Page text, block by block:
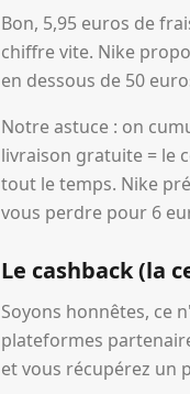
Bon, 5,95 euros de
chiffre vite. Nike
en dessous de 50
Notre astuce : on
livraison gratuite = le
tout le temps. Nike
vous perdre pour 6
Le cashback (la
Soyons honnêtes, ce
plateformes
et vous récupérez un